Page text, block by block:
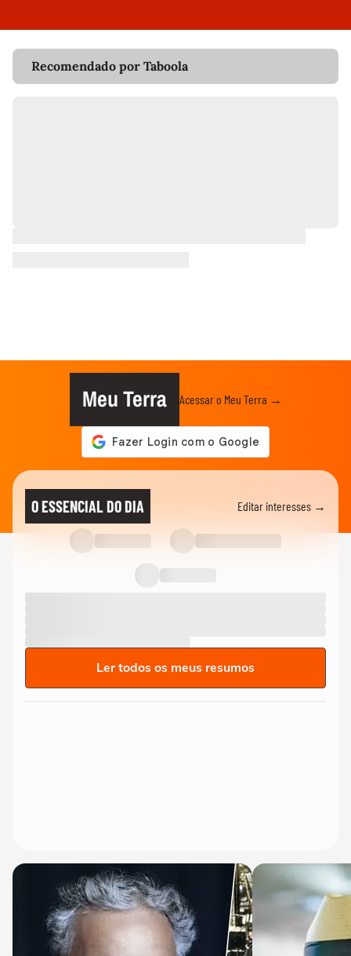
Recomendado por Taboola
Meu Terra Acessar o Meu Terra →
O ESSENCIAL DO DIA Editar interesses →
Ler todos os meus resumos